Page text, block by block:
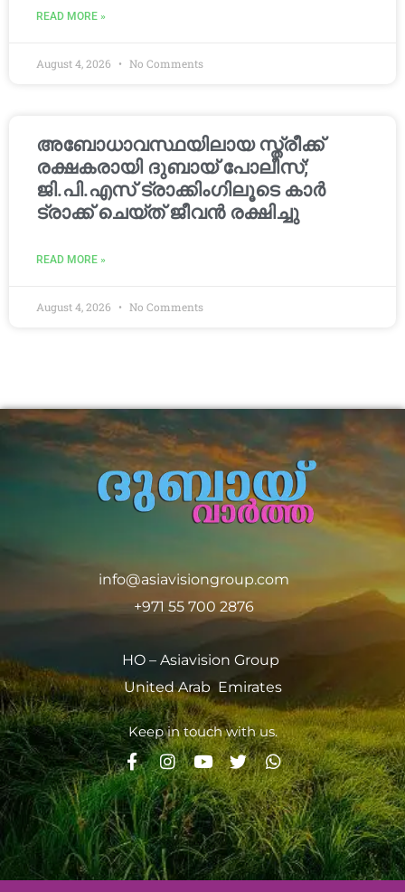
READ MORE »
August 4, 2026 No Comments
അബോധാവസ്ഥയിലായ സ്ത്രീക്ക്
രക്ഷകരായി ദുബായ് പോലീസ്;
ജി.പി.എസ് ട്രാക്കിംഗിലൂടെ കാർ
ട്രാക്ക് ചെയ്ത് ജീവൻ രക്ഷിച്ചു
READ MORE »
August 4, 2026 No Comments
info@asiavisiongroup.com
+971 55 700 2876
HO – Asiavision Group
United Arab Emirates
Keep in touch with us.